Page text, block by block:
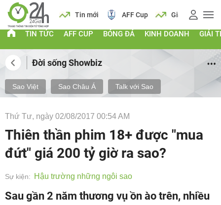
Tin mới AFF Cup Giá vàng Lịch
TIN TỨC AFF CUP BÓNG ĐÁ KINH DOANH GIẢI
Đời sống Showbiz
Sao Việt Sao Châu Á Talk với Sao
Thứ Tư, ngày 02/08/2017 00:54 AM
Thiên thần phim 18+ được "mua
đứt" giá 200 tỷ giờ ra sao?
Sự kiện: Hậu trường những ngôi sao
Sau gần 2 năm thương vụ ồn ào trên, nhiều